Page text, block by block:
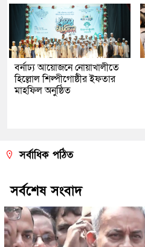
বর্নাঢ্য আয়োজনে নোয়াখালীতে
হিল্লোল শিল্পীগোষ্ঠীর ইফতার
মাহফিল অনুষ্ঠিত
সর্বাধিক পঠিত
সর্বশেষ সংবাদ